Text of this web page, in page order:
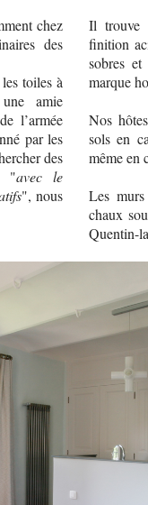
chez
des
toiles à
amie
l’armée
par les
des
"avec le
", nous
Il trouve
finition
sobres
marque
Nos
sols en
même en
Les
chaux
Quentin-